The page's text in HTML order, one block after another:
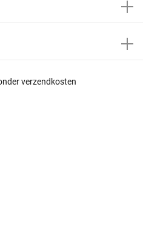
verzendkosten